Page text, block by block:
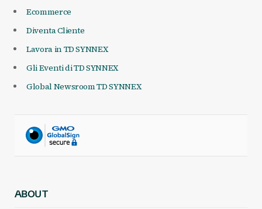
Ecommerce
Diventa Cliente
Lavora in TD SYNNEX
Gli Eventi di TD SYNNEX
Global Newsroom TD SYNNEX
ABOUT